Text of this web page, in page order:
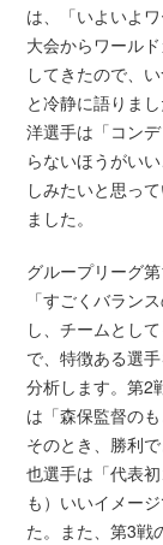
は、「いよいよ
大会からワール
してきたので、
と冷静に語りま
洋選手は「コン
らないほうがい
しみたいと思っ
ました。
グループリーグ
「すごくバラン
し、チームとし
で、特徴ある選
分析します。第2
は「森保監督の
そのとき、勝利
也選手は「代表
も）いいイメー
た。また、第3戦